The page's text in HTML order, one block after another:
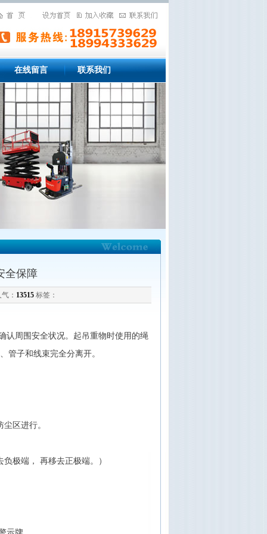
在线留言 联系我们
全保障
： 13515标签：
认周围安全状况。起吊重物时使用的绳
管子和线束完全分离开。
区进行。
极端， 再移去正极端。）